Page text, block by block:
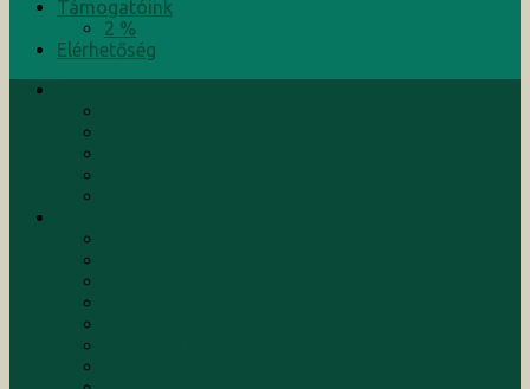
Támogatóink
2 %
Elérhetőség